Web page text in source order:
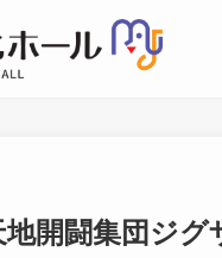
地開闘集団ジ